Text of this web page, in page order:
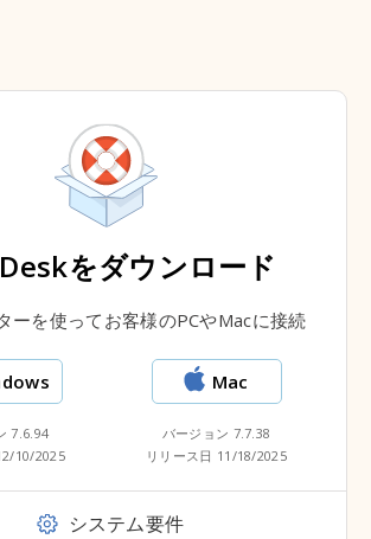
をダウンロード
ーを使ってお客様のPCやMacに接続
7.6.94
10/2025
Mac
バージョン 7.7.38
リリース日 11/18/2025
システム要件